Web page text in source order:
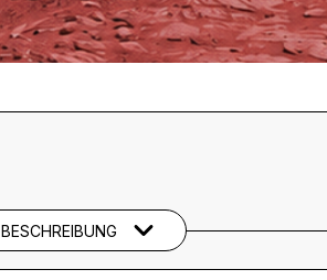
BESCHREIBUNG